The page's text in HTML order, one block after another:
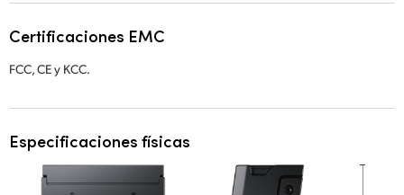
Certificaciones EMC
FCC, CE y KCC.
Especificaciones físicas